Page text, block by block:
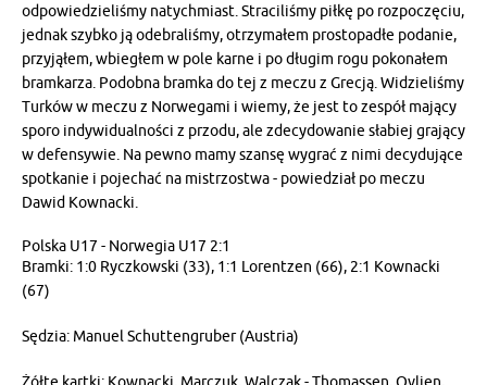
odpowiedzieliśmy natychmiast. Straciliśmy piłkę po rozpoczęciu,
jednak szybko ją odebraliśmy, otrzymałem prostopadłe podanie,
przyjąłem, wbiegłem w pole karne i po długim rogu pokonałem
bramkarza. Podobna bramka do tej z meczu z Grecją. Widzieliśmy
Turków w meczu z Norwegami i wiemy, że jest to zespół mający
sporo indywidualności z przodu, ale zdecydowanie słabiej grający
w defensywie. Na pewno mamy szansę wygrać z nimi decydujące
spotkanie i pojechać na mistrzostwa - powiedział po meczu
Dawid Kownacki.
Polska U17 - Norwegia U17 2:1
Bramki: 1:0 Ryczkowski (33), 1:1 Lorentzen (66), 2:1 Kownacki
(67)
Sędzia: Manuel Schuttengruber (Austria)